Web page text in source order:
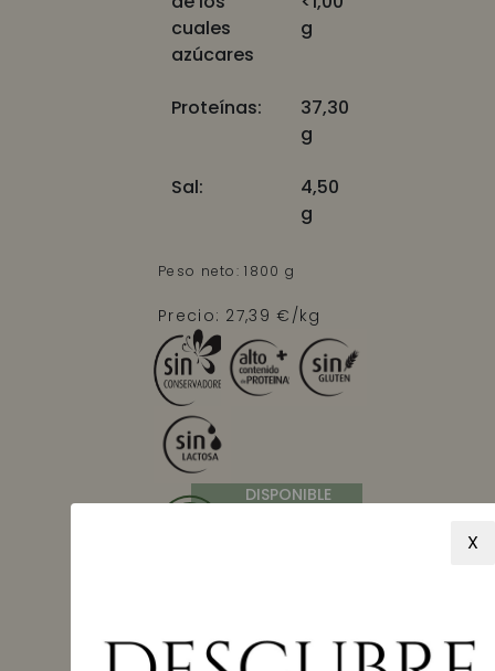
cuales
azúcares
g
Proteínas:
37,30
g
Sal:
4,50
g
Peso neto: 1800 g
Precio: 27,39 €/kg
DISPONIBLE
X